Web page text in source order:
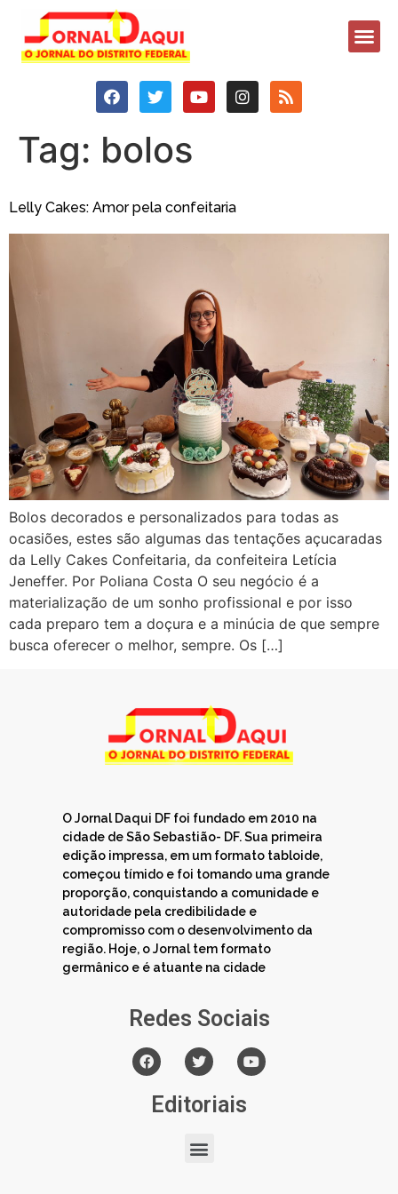
Tag: bolos
Lelly Cakes: Amor pela confeitaria
Bolos decorados e personalizados para todas as
ocasiões, estes são algumas das tentações açucaradas
da Lelly Cakes Confeitaria, da confeiteira Letícia
Jeneffer. Por Poliana Costa O seu negócio é a
materialização de um sonho profissional e por isso
cada preparo tem a doçura e a minúcia de que sempre
busca oferecer o melhor, sempre. Os […]
O Jornal Daqui DF foi fundado em 2010 na
cidade de São Sebastião- DF. Sua primeira
edição impressa, em um formato tabloide,
começou tímido e foi tomando uma grande
proporção, conquistando a comunidade e
autoridade pela credibilidade e
compromisso com o desenvolvimento da
região. Hoje, o Jornal tem formato
germânico e é atuante na cidade
Redes Sociais
Editoriais